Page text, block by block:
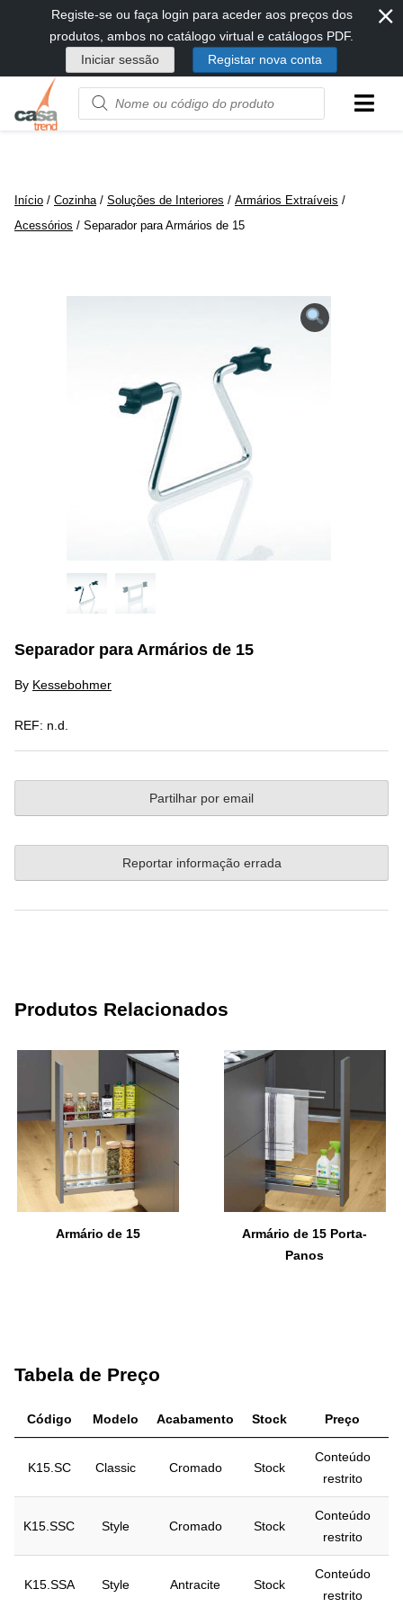
diretamente
conteúdo
Registe-se ou faça login para aceder aos preços dos
produtos, ambos no catálogo virtual e catálogos PDF.
Iniciar sessão
Registar nova conta
⨯
Product
name
Início / Cozinha / Soluções de Interiores / Armários Extraíveis /
Acessórios / Separador para Armários de 15
Separador para Armários de 15
By Kessebohmer
REF: n.d.
Partilhar por email
Reportar informação errada
Produtos Relacionados
Armário de 15
Armário de 15 Porta-
Panos
Tabela de Preço
Código Modelo Acabamento Stock Preço
K15.SC Classic Cromado Stock
Conteúdo
restrito
K15.SSC Style Cromado Stock
Conteúdo
restrito
K15.SSA Style Antracite Stock
Conteúdo
restrito